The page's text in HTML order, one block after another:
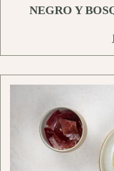
NEGRO Y